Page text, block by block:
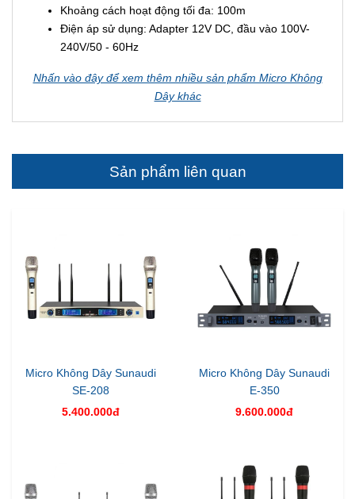
Khoảng cách hoạt động tối đa: 100m
Điện áp sử dụng: Adapter 12V DC, đầu vào 100V-
240V/50 - 60Hz
Nhấn vào đây để xem thêm nhiều sản phẩm Micro Không
Dây khác
Sản phẩm liên quan
Micro Không Dây Sunaudi
SE-208
5.400.000đ
Micro Không Dây Sunaudi
E-350
9.600.000đ